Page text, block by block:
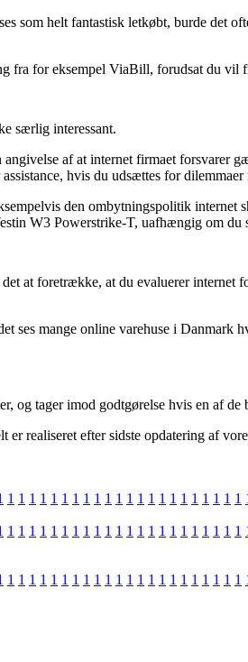
som helt fantastisk letkøbt, burde det
fra for eksempel ViaBill, forudsat du vil
særlig interessant.
af at internet firmaet forsvarer
hvis du udsættes for dilemmaer
den ombytningspolitik internet
W3 Powerstrike-T, uafhængig om du
at foretrække, at du evaluerer internet
mange online varehuse i Danmark
og tager imod godtgørelse hvis en af
realiseret efter sidste opdatering af
1 1 1 1 1 1 1 1 1 1 1 1 1 1 1 1 1 1 1 1 1 1
1 1 1 1 1 1 1 1 1 1 1 1 1 1 1 1 1 1 1 1 1 1
1 1 1 1 1 1 1 1 1 1 1 1 1 1 1 1 1 1 1 1 1 1